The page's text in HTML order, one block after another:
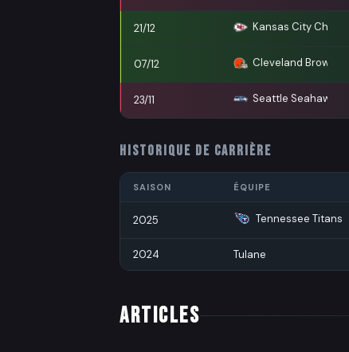
21/12 Kansas City Chiefs
07/12 Cleveland Browns
23/11 Seattle Seahawks
HISTORIQUE DE CARRIÈRE
SAISON ÉQUIPE
2025 Tennessee Titans
2024 Tulane
ARTICLES